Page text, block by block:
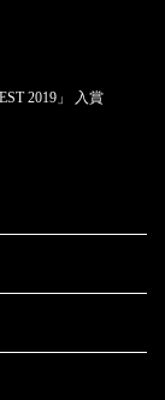
日）と
日）【首都圏】
日）【首都圏】
日）【首都圏】
日）【首都圏】
2019」 入賞